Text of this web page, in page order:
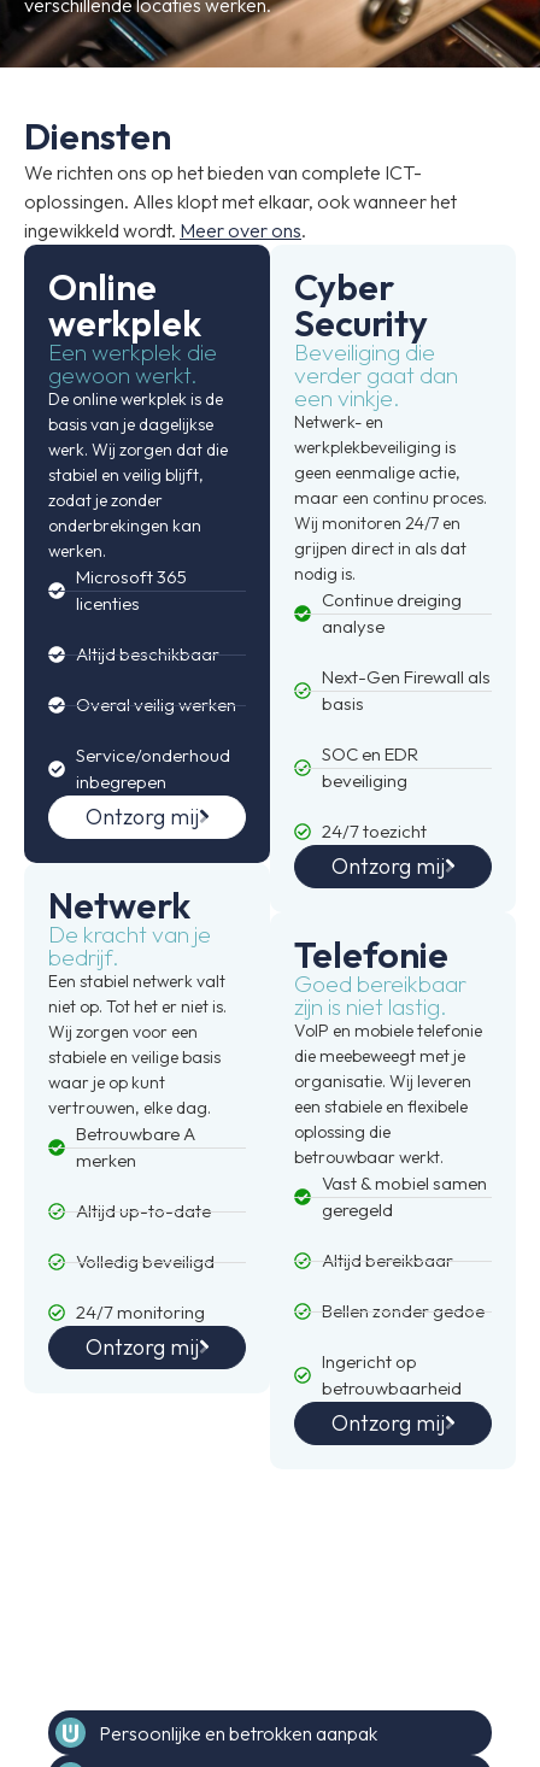
verschillende locaties werken.
Diensten
We richten ons op het bieden van complete ICT-
oplossingen. Alles klopt met elkaar, ook wanneer het
ingewikkeld wordt. Meer over ons.
Online
werkplek
Een werkplek die
gewoon werkt.
De online werkplek is de
basis van je dagelijkse
werk. Wij zorgen dat die
stabiel en veilig blijft,
zodat je zonder
onderbrekingen kan
werken.
Microsoft 365
licenties
Altijd beschikbaar
Overal veilig werken
Service/onderhoud
inbegrepen
Ontzorg mij
Netwerk
De kracht van je
bedrijf.
Een stabiel netwerk valt
niet op. Tot het er niet is.
Wij zorgen voor een
stabiele en veilige basis
waar je op kunt
vertrouwen, elke dag.
Betrouwbare A
merken
Altijd up-to-date
Volledig beveiligd
24/7 monitoring
Ontzorg mij
Cyber
Security
Beveiliging die
verder gaat dan
een vinkje.
Netwerk- en
werkplekbeveiliging is
geen eenmalige actie,
maar een continu proces.
Wij monitoren 24/7 en
grijpen direct in als dat
nodig is.
Continue dreiging
analyse
Next-Gen Firewall als
basis
SOC en EDR
beveiliging
24/7 toezicht
Ontzorg mij
Telefonie
Goed bereikbaar
zijn is niet lastig.
VoIP en mobiele telefonie
die meebeweegt met je
organisatie. Wij leveren
een stabiele en flexibele
oplossing die
betrouwbaar werkt.
Vast & mobiel samen
geregeld
Altijd bereikbaar
Bellen zonder gedoe
Ingericht op
betrouwbaarheid
Ontzorg mij
Persoonlijke en betrokken aanpak